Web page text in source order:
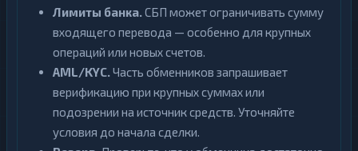
Лимиты банка.СБП может ограничивать сумму
входящего перевода — особенно для крупных
операций или новых счетов.
AML/KYC.Часть обменников запрашивает
верификацию при крупных суммах или
подозрении на источник средств. Уточняйте
условия до начала сделки.